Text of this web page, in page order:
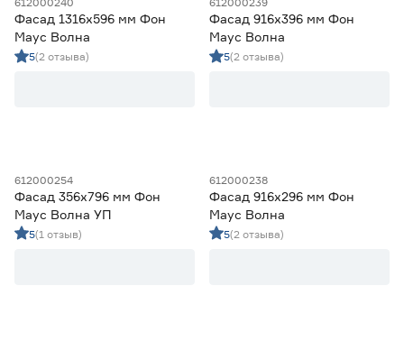
Фасад 1316х596 мм Фон
Маус Волна
5(2 отзыва)
Фасад 916х396 мм Фон
Маус Волна
5(2 отзыва)
612000254
Фасад 356х796 мм Фон
Маус Волна УП
5(1 отзыв)
612000238
Фасад 916х296 мм Фон
Маус Волна
5(2 отзыва)